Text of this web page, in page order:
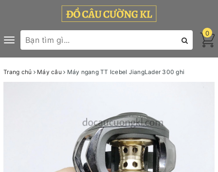
Toggle
navigation
0
Trang chủ Máy câu Máy ngang TT Icebel JiangLader 300 ghi